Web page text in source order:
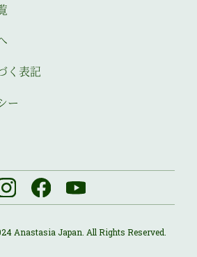
く表記
ー
Anastasia Japan. All Rights Reserved.